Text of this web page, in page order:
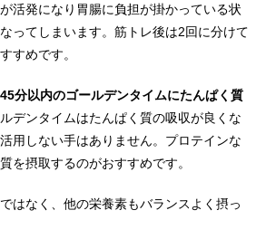
活発になり胃腸に負担が掛かっている状
ってしまいます。筋トレ後は2回に分けて
すめです。
分以内のゴールデンタイムにたんぱく質
デンタイムはたんぱく質の吸収が良くな
用しない手はありません。プロテインな
を摂取するのがおすすめです。
はなく、他の栄養素もバランスよく摂っ